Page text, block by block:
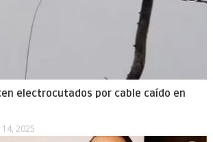
electrocutados por cable caído en
2025